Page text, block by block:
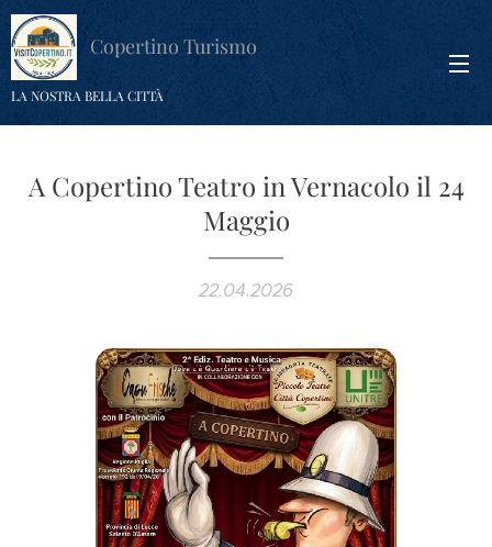
Copertino Turismo
LA NOSTRA BELLA CITTÀ
A Copertino Teatro in Vernacolo il 24
Maggio
22.04.2026